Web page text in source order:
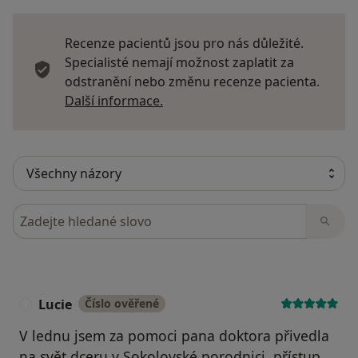
Recenze pacientů jsou pro nás důležité.
Specialisté nemají možnost zaplatit za
odstranění nebo změnu recenze pacienta.
Další informace.
Hledejte v názorech
Lucie Číslo ověřené
V lednu jsem za pomoci pana doktora přivedla